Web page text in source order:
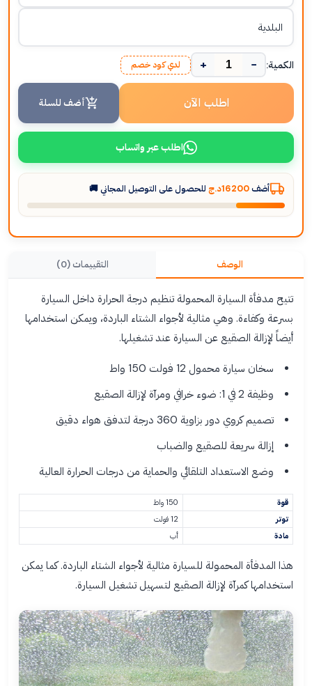
الكمية: −
+ لدي كود خصم
اطلب الآن أضف للسلة
اطلب عبر واتساب
أضف 16200د.ج للحصول على التوصيل المجاني 🚚
الوصف التقييمات (0)
تتيح مدفأة السيارة المحمولة تنظيم درجة الحرارة داخل السيارة
بسرعة وكفاءة. وهي مثالية لأجواء الشتاء الباردة، ويمكن استخدامها
أيضاً لإزالة الصقيع عن السيارة عند تشغيلها.
سخان سيارة محمول 12 فولت 150 واط
وظيفة 2 في 1: ضوء خرافي ومرآة لإزالة الصقيع
تصميم كروي دور بزاوية 360 درجة لتدفق هواء دقيق
إزالة سريعة للصقيع والضباب
وضع الاستعداد التلقائي والحماية من درجات الحرارة العالية
قوة
150 واط
توتر
12 فولت
مادة
أب
هذا المدفأة المحمولة للسيارة مثالية لأجواء الشتاء الباردة. كما يمكن
استخدامها كمرآة لإزالة الصقيع لتسهيل تشغيل السيارة.